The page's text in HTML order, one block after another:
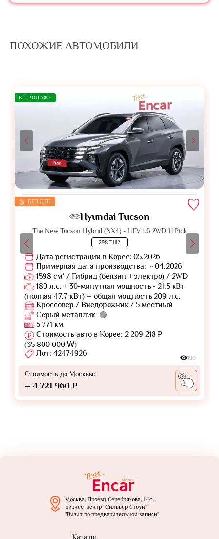
ПОХОЖИЕ АВТОМОБИЛИ
В ПРОДАЖЕ
БЕЗ ДТП
Hyundai Tucson
The New Tucson Hybrid (NX4) - HEV 1.6 2WD H Pick
298두1112
Дата регистрации в Корее: 05.2026
Примерная дата производства: ~ 04.2026
1598 см³ / Гибрид (бензин + электро) / 2WD
180 л.с. + 30-минутная мощность - 21.5 кВт
(полная 47.7 кВт) = общая мощность 209 л.с.
Кроссовер / Внедорожник / 5 местный
Серый металлик
5 771 км
Стоимость авто в Корее: 2 209 218 ₽
(35 800 000 ₩)
Лот: 42474926
190
Стоимость до Москвы:
~ 4 721 960 ₽
Москва, Проезд Серебрякова, 14с1.
Бизнес-центр "Сильвер Стоун"
"Визит по предварительной записи"
Каталог